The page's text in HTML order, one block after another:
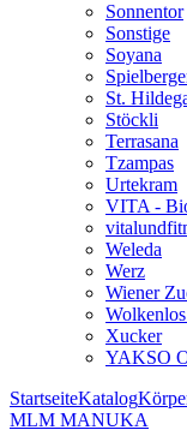
Sonnentor
Sonstige
Soyana
St.
Stöckli
Terrasana
Tzampas
Urtekram
VITA -
Weleda
Werz
Wiener
Xucker
YAKSO
StartseiteKatalog
MLM MANUKA